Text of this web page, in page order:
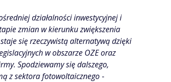
działalności inwestycyjnej i
zmian w kierunku zwiększenia
się rzeczywistą alternatywą dzięki
w obszarze OZE oraz
Spodziewamy się dalszego,
z sektora fotowoltaicznego -